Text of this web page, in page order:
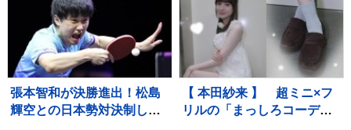
現在は来年3月末まで移行期
間 メンバー5人全員が自身
のSNS上で一斉に発表
張本智和が決勝進出！松島
輝空との日本勢対決制し兄
【 本田紗来 】 超ミニ×フ
リルの「まっしろコーデ」